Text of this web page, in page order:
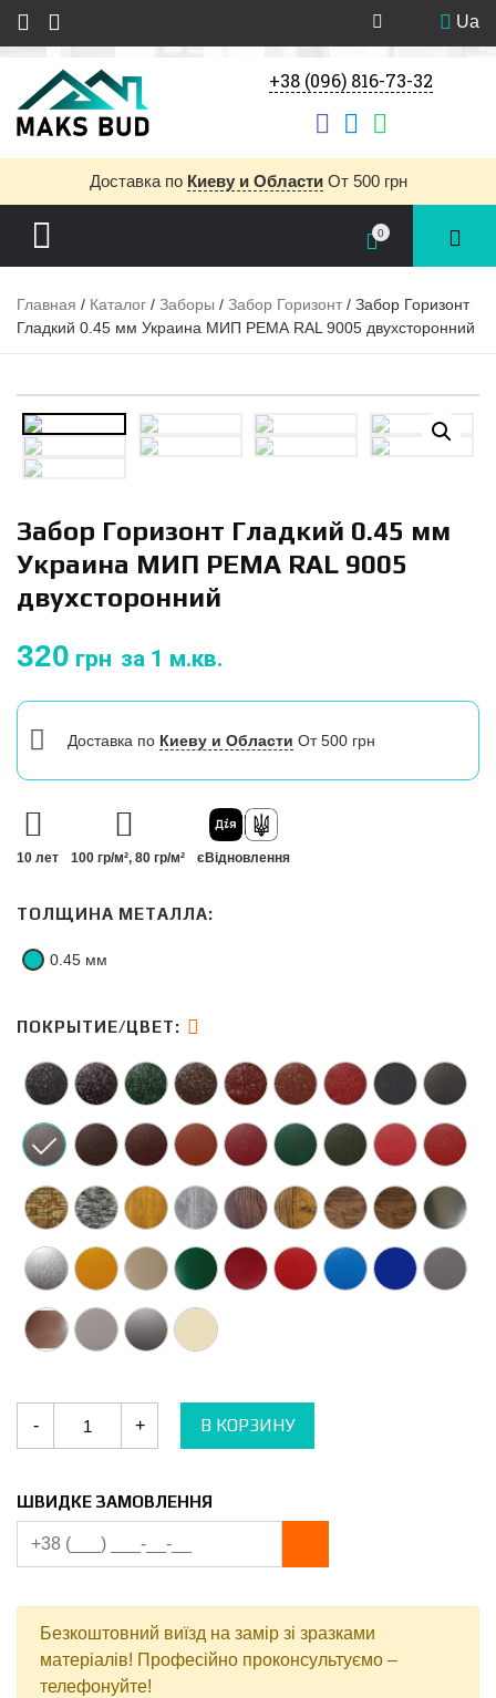
Ua
+38 (096) 816-73-32
Доставка по Киеву и Области От 500 грн
0
Главная / Каталог / Заборы / Забор Горизонт / Забор Горизонт
Гладкий 0.45 мм Украина МИП PEМА RAL 9005 двухсторонний
Забор Горизонт Гладкий 0.45 мм
Украина МИП PEМА RAL 9005
двухсторонний
320 грн за 1 м.кв.
Доставка по Киеву и Области От 500 грн
10 лет 100 гр/м², 80 гр/м² єВідновлення
ТОЛЩИНА МЕТАЛЛА:
0.45 мм
ПОКРЫТИЕ/ЦВЕТ:
-
Количество
Забор
Горизонт
мм
Украина
МИП
PEМА
RAL
двухсторонний
+ В КОРЗИНУ
ШВИДКЕ ЗАМОВЛЕННЯ
Безкоштовний виїзд на замір зі зразками
матеріалів! Професійно проконсультуємо –
телефонуйте!